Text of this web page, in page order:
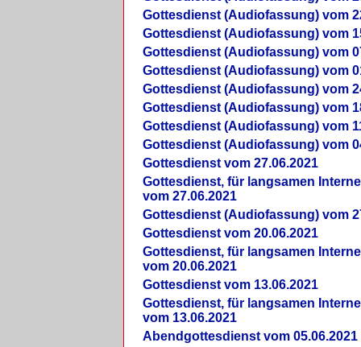
Gottesdienst (Audiofassung) vom
Gottesdienst (Audiofassung) vom
Gottesdienst (Audiofassung) vom
Gottesdienst (Audiofassung) vom
Gottesdienst (Audiofassung) vom
Gottesdienst (Audiofassung) vom
Gottesdienst (Audiofassung) vom
Gottesdienst (Audiofassung) vom
Gottesdienst vom 27.06.2021
Gottesdienst, für langsamen
vom 27.06.2021
Gottesdienst (Audiofassung) vom
Gottesdienst vom 20.06.2021
Gottesdienst, für langsamen
vom 20.06.2021
Gottesdienst vom 13.06.2021
Gottesdienst, für langsamen
vom 13.06.2021
Abendgottesdienst vom 05.06.2021